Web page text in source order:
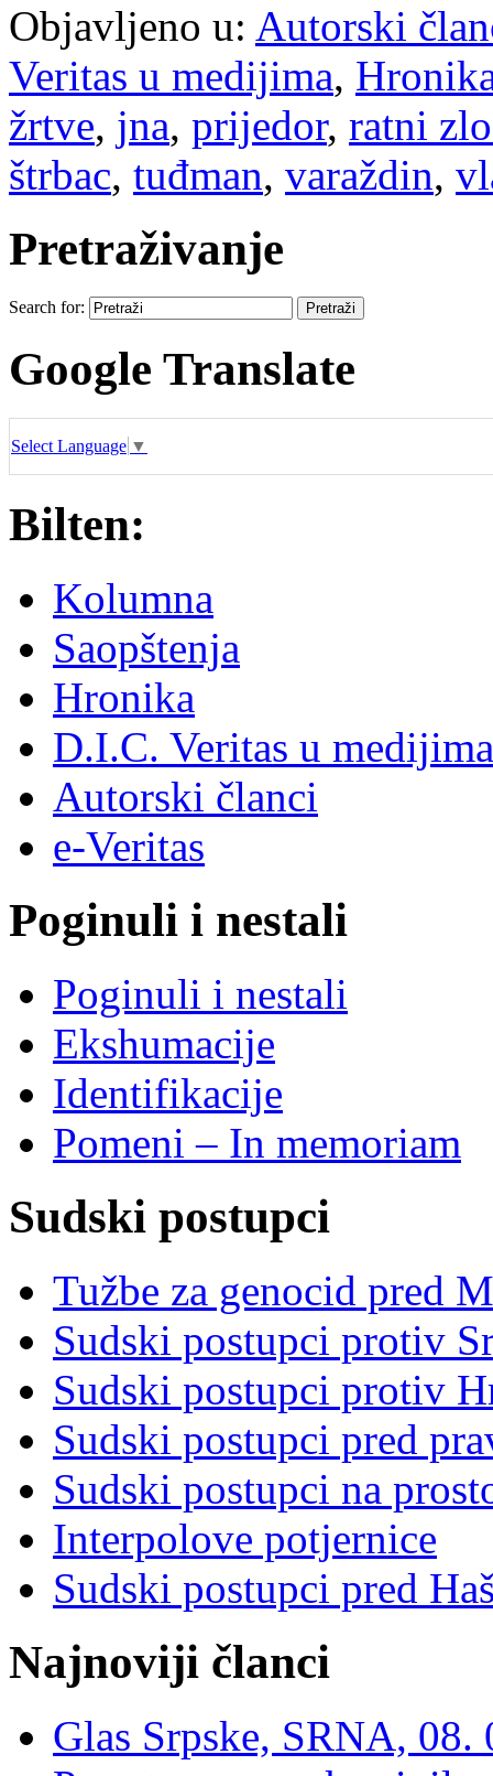
Objavljeno u: Autorski
Veritas u medijima,
žrtve, jna, prijedor, ratni
štrbac, tuđman, varaždin,
Pretraživanje
Search for:
Google Translate
Select Language ▼
Bilten:
Kolumna
Saopštenja
Hronika
D.I.C. Veritas u medijima
Autorski članci
e-Veritas
Poginuli i nestali
Poginuli i nestali
Ekshumacije
Identifikacije
Pomeni – In memoriam
Sudski postupci
Tužbe za genocid pred
Sudski postupci protiv
Sudski postupci protiv
Sudski postupci pred
Sudski postupci na
Interpolove potjernice
Sudski postupci pred
Najnoviji članci
Glas Srpske, SRNA,